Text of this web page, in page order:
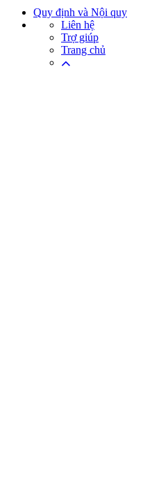
Quy định và Nội quy
Liên hệ
Trợ giúp
Trang chủ